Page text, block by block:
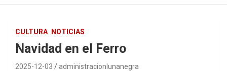
CULTURA NOTICIAS
Navidad en el Ferro
2025-12-03 administracionlunanegra